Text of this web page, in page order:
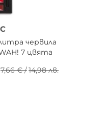
червила
7 цвята
7,66 €/14,98 лв.